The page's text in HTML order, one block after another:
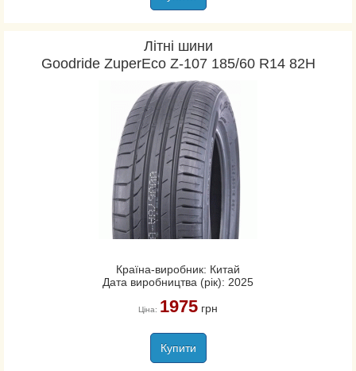
Літні шини
Goodride ZuperEco Z-107 185/60 R14 82H
Країна-виробник: Китай
Дата виробництва (рік): 2025
Ціна: 1975грн
Купити